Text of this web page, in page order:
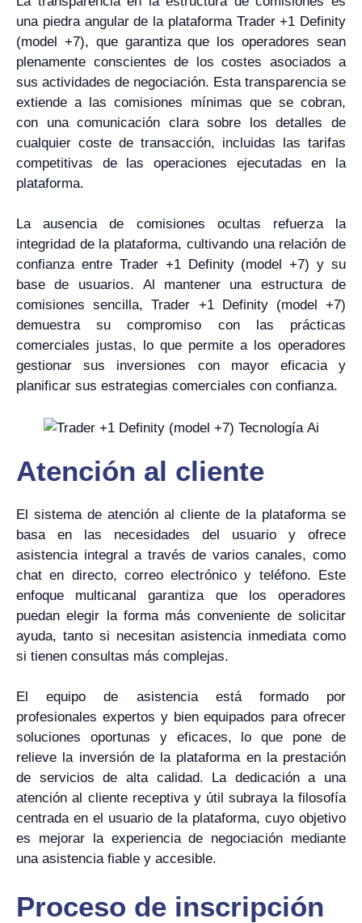
una piedra angular de la plataforma Trader +1 Definity
(model +7), que garantiza que los operadores sean
plenamente conscientes de los costes asociados a
sus actividades de negociación. Esta transparencia se
extiende a las comisiones mínimas que se cobran,
con una comunicación clara sobre los detalles de
cualquier coste de transacción, incluidas las tarifas
competitivas de las operaciones ejecutadas en la
plataforma.
La ausencia de comisiones ocultas refuerza la
integridad de la plataforma, cultivando una relación de
confianza entre Trader +1 Definity (model +7) y su
base de usuarios. Al mantener una estructura de
comisiones sencilla, Trader +1 Definity (model +7)
demuestra su compromiso con las prácticas
comerciales justas, lo que permite a los operadores
gestionar sus inversiones con mayor eficacia y
planificar sus estrategias comerciales con confianza.
Atención al cliente
El sistema de atención al cliente de la plataforma se
basa en las necesidades del usuario y ofrece
asistencia integral a través de varios canales, como
chat en directo, correo electrónico y teléfono. Este
enfoque multicanal garantiza que los operadores
puedan elegir la forma más conveniente de solicitar
ayuda, tanto si necesitan asistencia inmediata como
si tienen consultas más complejas.
El equipo de asistencia está formado por
profesionales expertos y bien equipados para ofrecer
soluciones oportunas y eficaces, lo que pone de
relieve la inversión de la plataforma en la prestación
de servicios de alta calidad. La dedicación a una
atención al cliente receptiva y útil subraya la filosofía
centrada en el usuario de la plataforma, cuyo objetivo
es mejorar la experiencia de negociación mediante
una asistencia fiable y accesible.
Proceso de inscripción